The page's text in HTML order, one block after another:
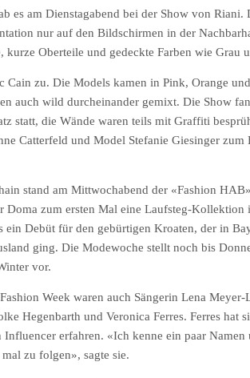
es am Dienstagabend bei der Show von Riani.
nur auf den Bildschirmen in der
kurze Oberteile und gedeckte Farben wie Grau
Cain zu. Die Models kamen in Pink, Orange
auch wild durcheinander gemixt. Die Show
statt, die Wände waren teils mit Graffiti
Catterfeld und Model Stefanie Giesinger
stand am Mittwochabend der «Fashion
Doma zum ersten Mal eine Laufsteg-Kollektion
ein Debüt für den gebürtigen Kroaten, der in
ging. Die Modewoche stellt noch bis
vor.
Week waren auch Sängerin Lena Meyer-
Hegenbarth und Veronica Ferres. Ferres hat
erfahren. «Ich kenne ein paar Namen
zu folgen», sagte sie.